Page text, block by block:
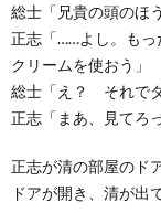
総士「兄貴の頭のほ
正志「……よし。もっ
クリームを使おう」
総士「え？ それで
正志「まあ、見てろ
正志が清の部屋のド
ドアが開き、清が出